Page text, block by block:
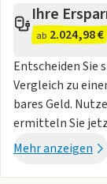
Automatische
Klimaautomatik
Cockpit
Digitales
Lenkrad
Lenkrad höhen-
Ihre
ab 2.024,98 €
Entscheiden Sie
Vergleich zu
bares Geld.
ermitteln Sie
Mehr anzeigen